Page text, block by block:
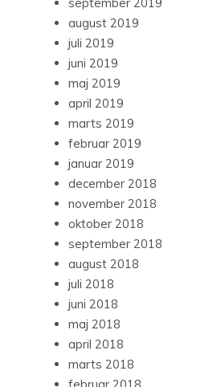
august 2019
juli 2019
juni 2019
maj 2019
april 2019
marts 2019
februar 2019
januar 2019
december 2018
november 2018
oktober 2018
september 2018
august 2018
juli 2018
juni 2018
maj 2018
april 2018
marts 2018